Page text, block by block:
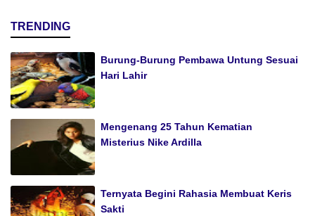
TRENDING
Burung-Burung Pembawa Untung Sesuai
Hari Lahir
Mengenang 25 Tahun Kematian
Misterius Nike Ardilla
Ternyata Begini Rahasia Membuat Keris
Sakti